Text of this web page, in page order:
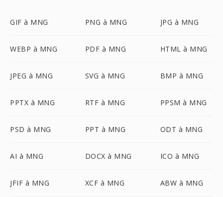
GIF à MNG PNG à MNG JPG à MNG
WEBP à MNG PDF à MNG HTML à MNG
JPEG à MNG SVG à MNG BMP à MNG
PPTX à MNG RTF à MNG PPSM à MNG
PSD à MNG PPT à MNG ODT à MNG
AI à MNG DOCX à MNG ICO à MNG
JFIF à MNG XCF à MNG ABW à MNG